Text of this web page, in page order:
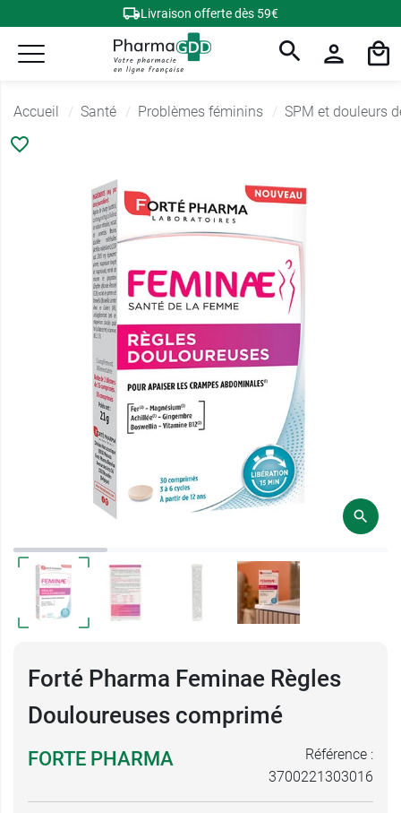
Livraison offerte dès 59€
Accueil Santé Problèmes féminins SPM et douleurs
Forté Pharma Feminae Règles
Douloureuses comprimé
FORTE PHARMA
Référence :
3700221303016